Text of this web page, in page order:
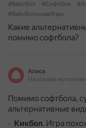
#Бейсбол
#Софтбол
#БейсбольныеИгры
Какие
помимо софтбола?
Алиса
Помимо софтбола,
альтернативные
Кикбол. Игра